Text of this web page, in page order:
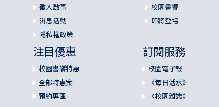
徵人啟事
消息活動
隱私權政策
校園書饗
即將登場
注目優惠
校園書饗特惠
全部特惠案
預約專區
訂閱服務
校園電子報
《每日活水》
《校園雜誌》